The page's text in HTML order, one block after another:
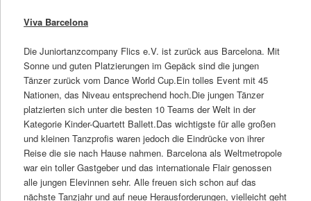
Viva Barcelona
Die Juniortanzcompany Flics e.V. ist zurück aus Barcelona. Mit
Sonne und guten Platzierungen im Gepäck sind die jungen
Tänzer zurück vom Dance World Cup.Ein tolles Event mit 45
Nationen, das Niveau entsprechend hoch.Die jungen Tänzer
platzierten sich unter die besten 10 Teams der Welt in der
Kategorie Kinder-Quartett Ballett.Das wichtigste für alle großen
und kleinen Tanzprofis waren jedoch die Eindrücke von ihrer
Reise die sie nach Hause nahmen. Barcelona als Weltmetropole
war ein toller Gastgeber und das internationale Flair genossen
alle jungen Elevinnen sehr. Alle freuen sich schon auf das
nächste Tanzjahr und auf neue Herausforderungen, vielleicht geht